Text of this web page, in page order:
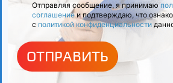
Отправляя сообщение, я принимаю
соглашениеи подтверждаю, что
с политикой конфиденциальности
ОТПРАВИТЬ